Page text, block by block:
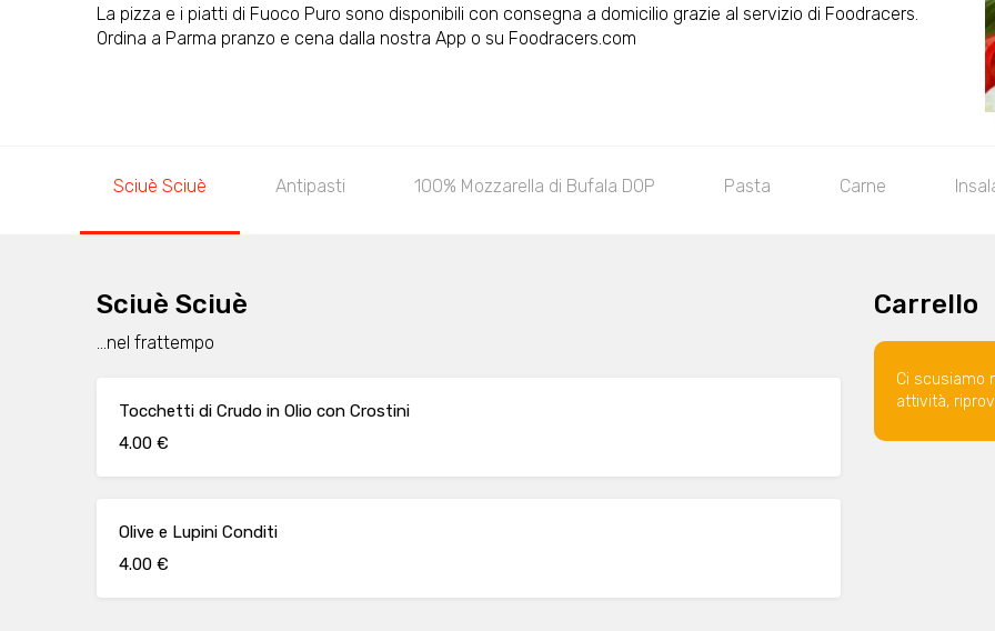
La pizza e i piatti di Fuoco Puro sono disponibili con consegna a domicilio grazie al servizio di Foodracers.
Ordina a Parma pranzo e cena dalla nostra App o su Foodracers.com
Sciuè Sciuè Antipasti 100% Mozzarella di Bufala DOP Pasta Carne
Sciuè Sciuè
...nel frattempo
Tocchetti di Crudo in Olio con Crostini
4.00 €
Olive e Lupini Conditi
4.00 €
Carrello
Ci scusiamo
attività,